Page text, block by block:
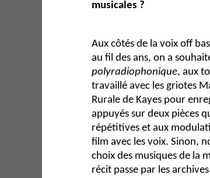
musicales ?
Aux côtés de la voix off
au fil des ans, on a
polyradiophonique, aux
travaillé avec les griotes
Rurale de Kayes pour
appuyés sur deux pièces
répétitives et aux
film avec les voix. Sinon,
choix des musiques de la
récit passe par les